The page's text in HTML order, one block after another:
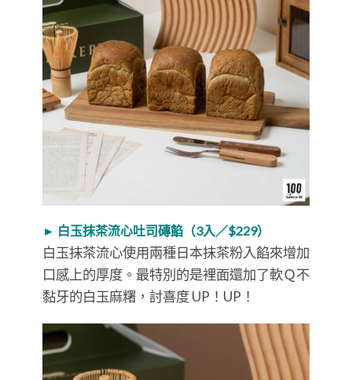
► 白玉抹茶流心吐司磚餡（3入／$229）
白玉抹茶流心使用兩種日本抹茶粉入餡來增加
口感上的厚度。最特別的是裡面還加了軟Ｑ不
黏牙的白玉麻糬，討喜度 UP！UP！